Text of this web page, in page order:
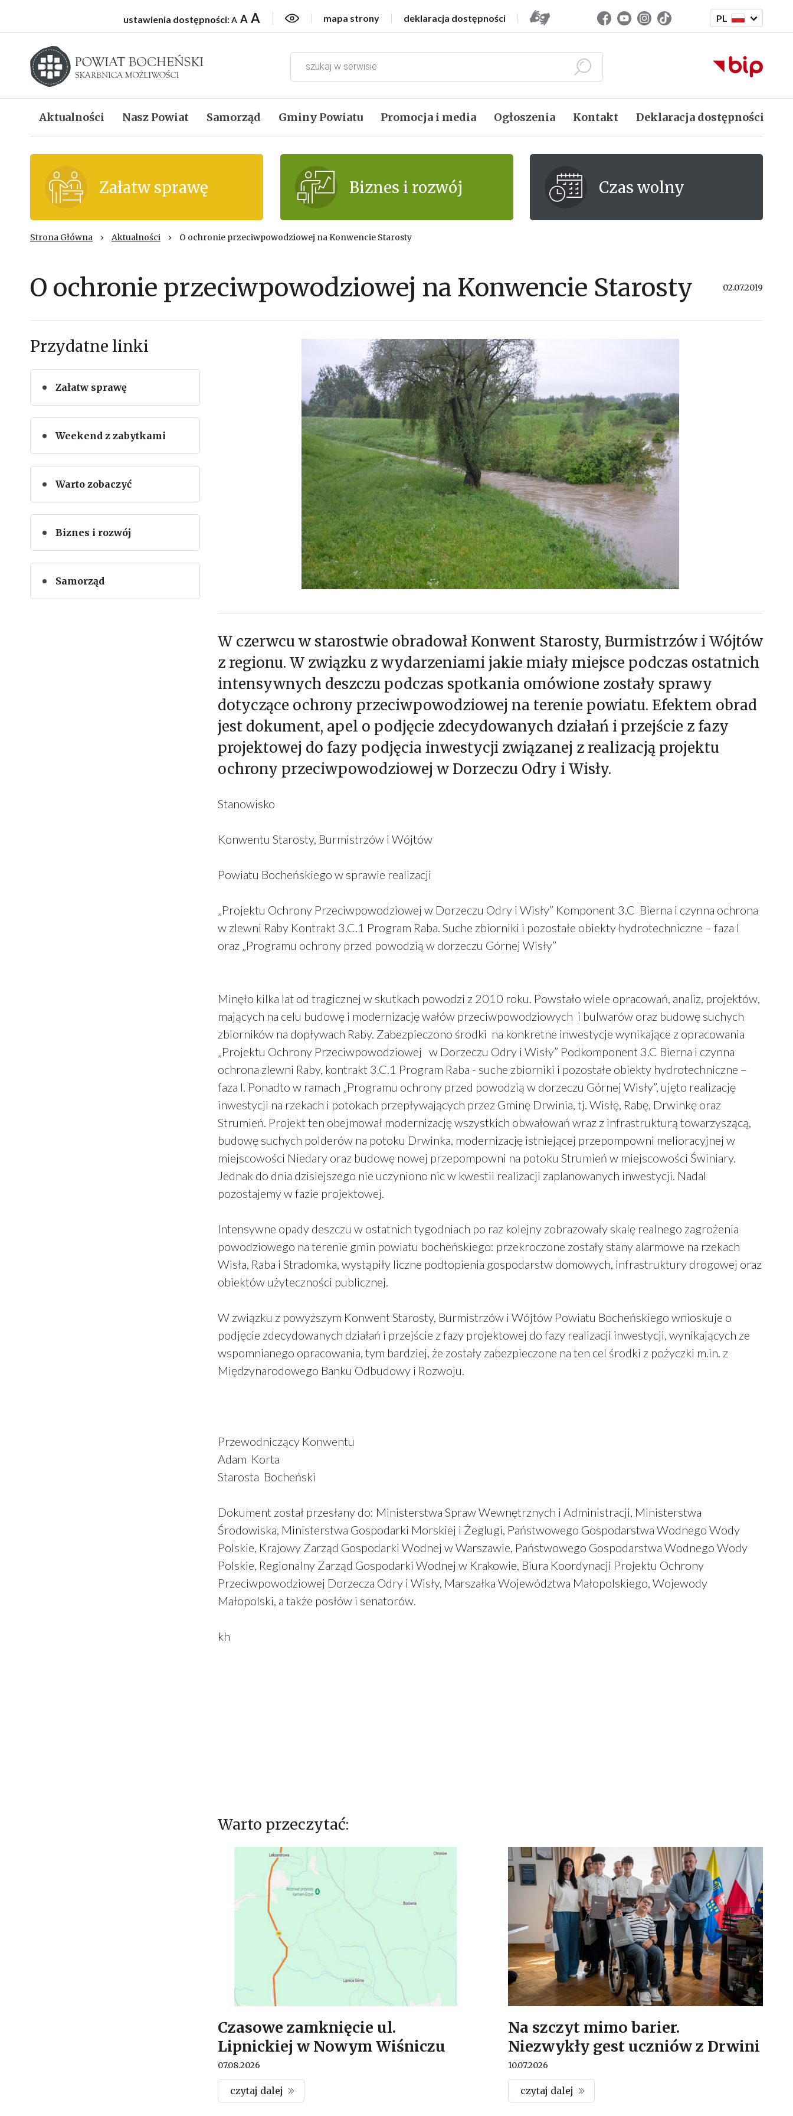
ustawienia dostępności:A A A Wersja kontrastowa
mapa strony deklaracja dostępności Zmień język Facebook (link zewnętrzny)
Youtube (link zewnętrzny)
Instagram (link zewnętrzny)
TikTok (link zewnętrzny)
PL Język polski
Starostwo powiatowe w Bochni
Szukaj
Aktualności Nasz Powiat Samorząd Gminy Powiatu Promocja i media Ogłoszenia Kontakt Deklaracja dostępności
Załatw sprawę Biznes i rozwój Czas wolny
Strona Główna › Aktualności › O ochronie przeciwpowodziowej na Konwencie Starosty
O ochronie przeciwpowodziowej na Konwencie Starosty 02.07.2019
Przydatne linki
Załatw sprawę
Weekend z zabytkami
Warto zobaczyć
Biznes i rozwój
Samorząd
W czerwcu w starostwie obradował Konwent Starosty, Burmistrzów i Wójtów
z regionu. W związku z wydarzeniami jakie miały miejsce podczas ostatnich
intensywnych deszczu podczas spotkania omówione zostały sprawy
dotyczące ochrony przeciwpowodziowej na terenie powiatu. Efektem obrad
jest dokument, apel o podjęcie zdecydowanych działań i przejście z fazy
projektowej do fazy podjęcia inwestycji związanej z realizacją projektu
ochrony przeciwpowodziowej w Dorzeczu Odry i Wisły.
Stanowisko
Konwentu Starosty, Burmistrzów i Wójtów
Powiatu Bocheńskiego w sprawie realizacji
„Projektu Ochrony Przeciwpowodziowej w Dorzeczu Odry i Wisły” Komponent 3.C Bierna i czynna ochrona
w zlewni Raby Kontrakt 3.C.1 Program Raba. Suche zbiorniki i pozostałe obiekty hydrotechniczne – faza I
oraz „Programu ochrony przed powodzią w dorzeczu Górnej Wisły”
Minęło kilka lat od tragicznej w skutkach powodzi z 2010 roku. Powstało wiele opracowań, analiz, projektów,
mających na celu budowę i modernizację wałów przeciwpowodziowych i bulwarów oraz budowę suchych
zbiorników na dopływach Raby. Zabezpieczono środki na konkretne inwestycje wynikające z opracowania
„Projektu Ochrony Przeciwpowodziowej w Dorzeczu Odry i Wisły” Podkomponent 3.C Bierna i czynna
ochrona zlewni Raby, kontrakt 3.C.1 Program Raba - suche zbiorniki i pozostałe obiekty hydrotechniczne –
faza I. Ponadto w ramach „Programu ochrony przed powodzią w dorzeczu Górnej Wisły”, ujęto realizację
inwestycji na rzekach i potokach przepływających przez Gminę Drwinia, tj. Wisłę, Rabę, Drwinkę oraz
Strumień. Projekt ten obejmował modernizację wszystkich obwałowań wraz z infrastrukturą towarzyszącą,
budowę suchych polderów na potoku Drwinka, modernizację istniejącej przepompowni melioracyjnej w
miejscowości Niedary oraz budowę nowej przepompowni na potoku Strumień w miejscowości Świniary.
Jednak do dnia dzisiejszego nie uczyniono nic w kwestii realizacji zaplanowanych inwestycji. Nadal
pozostajemy w fazie projektowej.
Intensywne opady deszczu w ostatnich tygodniach po raz kolejny zobrazowały skalę realnego zagrożenia
powodziowego na terenie gmin powiatu bocheńskiego: przekroczone zostały stany alarmowe na rzekach
Wisła, Raba i Stradomka, wystąpiły liczne podtopienia gospodarstw domowych, infrastruktury drogowej oraz
obiektów użyteczności publicznej.
W związku z powyższym Konwent Starosty, Burmistrzów i Wójtów Powiatu Bocheńskiego wnioskuje o
podjęcie zdecydowanych działań i przejście z fazy projektowej do fazy realizacji inwestycji, wynikających ze
wspomnianego opracowania, tym bardziej, że zostały zabezpieczone na ten cel środki z pożyczki m.in. z
Międzynarodowego Banku Odbudowy i Rozwoju.
Przewodniczący Konwentu
Adam Korta
Starosta Bocheński
Dokument został przesłany do: Ministerstwa Spraw Wewnętrznych i Administracji, Ministerstwa
Środowiska, Ministerstwa Gospodarki Morskiej i Żeglugi, Państwowego Gospodarstwa Wodnego Wody
Polskie, Krajowy Zarząd Gospodarki Wodnej w Warszawie, Państwowego Gospodarstwa Wodnego Wody
Polskie, Regionalny Zarząd Gospodarki Wodnej w Krakowie, Biura Koordynacji Projektu Ochrony
Przeciwpowodziowej Dorzecza Odry i Wisły, Marszałka Województwa Małopolskiego, Wojewody
Małopolski, a także posłów i senatorów.
kh
Warto przeczytać:
Czasowe zamknięcie ul.
Lipnickiej w Nowym Wiśniczu
07.08.2026
czytaj dalej
Na szczyt mimo barier.
Niezwykły gest uczniów z Drwini
10.07.2026
czytaj dalej